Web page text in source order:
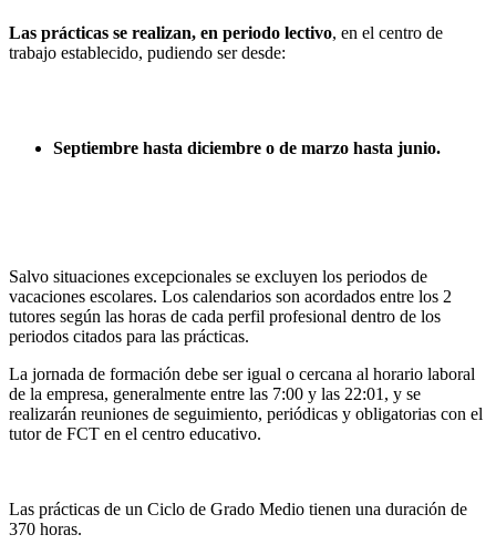
Las prácticas se realizan, en periodo lectivo, en el centro de
trabajo establecido, pudiendo ser desde:
Septiembre hasta diciembre o de marzo hasta junio.
Salvo situaciones excepcionales se excluyen los periodos de
vacaciones escolares. Los calendarios son acordados entre los 2
tutores según las horas de cada perfil profesional dentro de los
periodos citados para las prácticas.
La jornada de formación debe ser igual o cercana al horario laboral
de la empresa, generalmente entre las 7:00 y las 22:01, y se
realizarán reuniones de seguimiento, periódicas y obligatorias con el
tutor de FCT en el centro educativo.
Las prácticas de un Ciclo de Grado Medio tienen una duración de
370 horas.